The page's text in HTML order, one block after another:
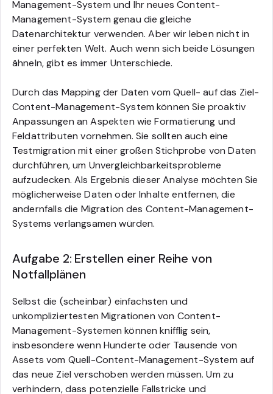
Management-System und Ihr neues Content-
Management-System genau die gleiche
Datenarchitektur verwenden. Aber wir leben nicht in
einer perfekten Welt. Auch wenn sich beide Lösungen
ähneln, gibt es immer Unterschiede.
Durch das Mapping der Daten vom Quell- auf das Ziel-
Content-Management-System können Sie proaktiv
Anpassungen an Aspekten wie Formatierung und
Feldattributen vornehmen. Sie sollten auch eine
Testmigration mit einer großen Stichprobe von Daten
durchführen, um Unvergleichbarkeitsprobleme
aufzudecken. Als Ergebnis dieser Analyse möchten Sie
möglicherweise Daten oder Inhalte entfernen, die
andernfalls die Migration des Content-Management-
Systems verlangsamen würden.
Aufgabe 2: Erstellen einer Reihe von
Notfallplänen
Selbst die (scheinbar) einfachsten und
unkompliziertesten Migrationen von Content-
Management-Systemen können knifflig sein,
insbesondere wenn Hunderte oder Tausende von
Assets vom Quell-Content-Management-System auf
das neue Ziel verschoben werden müssen. Um zu
verhindern, dass potenzielle Fallstricke und